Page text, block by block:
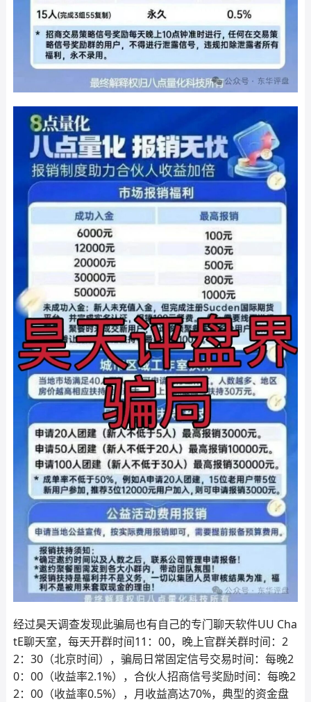
经过昊天调查发现此骗局也有自己的专门聊天软件UU Cha
tE聊天室，每天开群时间11：00，晚上官群关群时间：2
2：30（北京时间），骗局日常固定信号交易时间：每晚2
0：00（收益率2.1%），合伙人招商信号奖励时间：每晚2
2：00（收益率0.5%），月收益高达70%，典型的资金盘